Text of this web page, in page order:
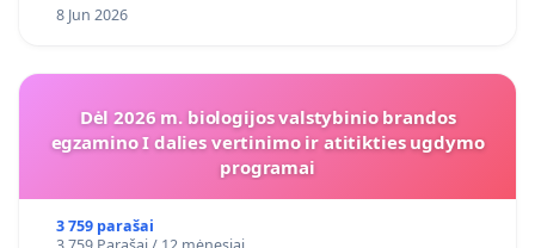
8 Jun 2026
Dėl 2026 m. biologijos valstybinio brandos
egzamino I dalies vertinimo ir atitikties ugdymo
programai
3 759 parašai